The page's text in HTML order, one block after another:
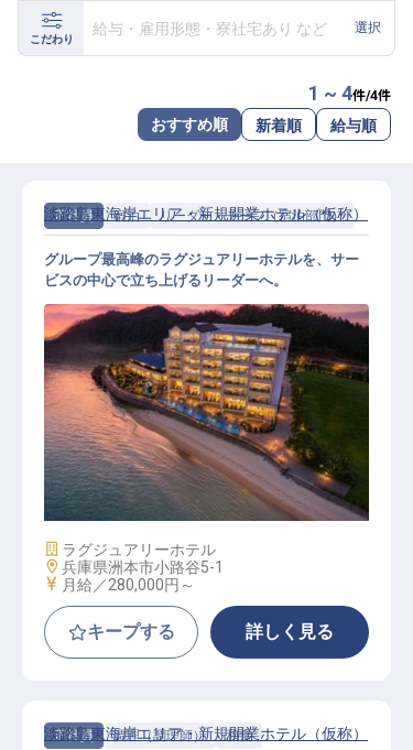
ホテル・宿泊業界情報コラム
転職サポートに申し込む
こだわり
給与・雇用形態・寮社宅あり など 選択
1 ~ 4件/4件
おすすめ順 新着順 給与順
正社員 宿泊 リーダー・チーフ（宿泊部門）
宿泊／リーダー｜月給28万円～／20
27年1月開業／島外出身者用社宅あ
り
淡路島東海岸エリア・新規開業ホテル（仮称）
グループ最高峰のラグジュアリーホテルを、サー
ビスの中心で立ち上げるリーダーへ。
施設業態
ラグジュアリーホテル
勤務地
兵庫県洲本市小路谷5-1
給与
月給／280,000円～
キープする 詳しく見る
正社員 調理（調理師） 和食
淡路島東海岸エリア・新規開業ホテル（仮称）